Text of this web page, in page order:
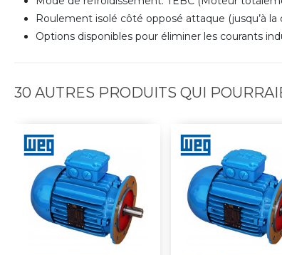
Roulement isolé côté opposé attaque (jusqu’à la
Options disponibles pour éliminer les courants
30 AUTRES PRODUITS QUI